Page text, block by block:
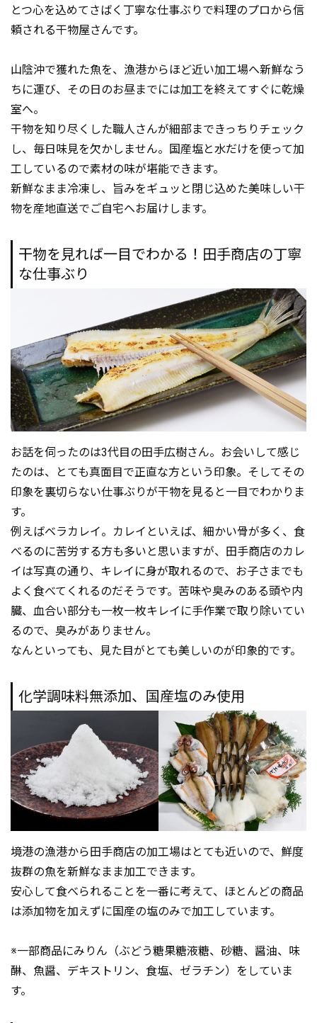
とつ心を込めてさばく丁寧な仕事ぶりで料理のプロから信
頼される干物屋さんです。
山陰沖で獲れた魚を、漁港からほど近い加工場へ新鮮なう
ちに運び、その日のお昼までには加工を終えてすぐに乾燥
室へ。
干物を知り尽くした職人さんが細部まできっちりチェック
し、毎日味見を欠かしません。国産塩と水だけを使って加
工しているので素材の味が堪能できます。
新鮮なまま冷凍し、旨みをギュッと閉じ込めた美味しい干
物を産地直送でご自宅へお届けします。
干物を見れば一目でわかる！田手商店の丁寧
な仕事ぶり
お話を伺ったのは3代目の田手広樹さん。お会いして感じ
たのは、とても真面目で正直な方という印象。そしてその
印象を裏切らない仕事ぶりが干物を見ると一目でわかりま
す。
例えばベラカレイ。カレイといえば、細かい骨が多く、食
べるのに苦労する方も多いと思いますが、田手商店のカレ
イは写真の通り、キレイに身が取れるので、お子さまでも
よく食べてくれるのだそうです。苦味や臭みのある頭や内
臓、血合い部分も一枚一枚キレイに手作業で取り除いてい
るので、臭みがありません。
なんといっても、見た目がとても美しいのが印象的です。
化学調味料無添加、国産塩のみ使用
境港の漁港から田手商店の加工場はとても近いので、鮮度
抜群の魚を新鮮なまま加工できます。
安心して食べられることを一番に考えて、ほとんどの商品
は添加物を加えずに国産の塩のみで加工しています。
※一部商品にみりん（ぶどう糖果糖液糖、砂糖、醤油、味
醂、魚醤、デキストリン、食塩、ゼラチン）をしていま
す。